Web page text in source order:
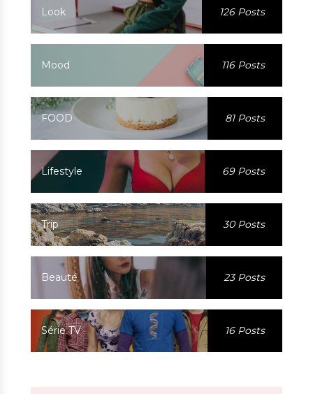
Look 126 Posts
Mood 116 Posts
FOOD 81 Posts
Lifestyle 69 Posts
Trip 30 Posts
Beauté 23 Posts
Série TV 16 Posts